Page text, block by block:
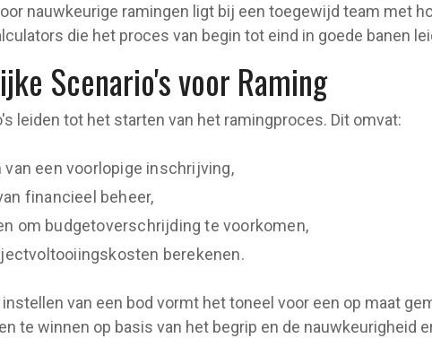
nauwkeurige ramingen ligt bij een toegewijd team met
die het proces van begin tot eind in goede banen
Scenario's voor Raming
leiden tot het starten van het ramingproces. Dit omvat:
een voorlopige inschrijving,
financieel beheer,
om budgetoverschrijding te voorkomen,
berekenen.
van een bod vormt het toneel voor een op maat
te winnen op basis van het begrip en de nauwkeurigheid